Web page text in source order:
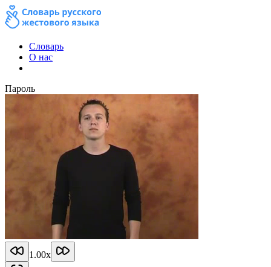
Словарь
О нас
Пароль
1.00x